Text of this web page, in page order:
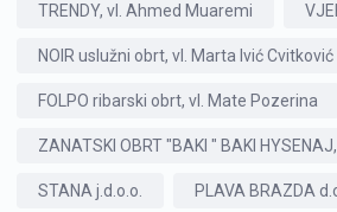
TRENDY, vl. Ahmed Muaremi
NOIR uslužni obrt, vl. Marta Ivić Cvitković
FOLPO ribarski obrt, vl. Mate Pozerina
ZANATSKI OBRT "BAKI " BAKI
STANA j.d.o.o. PLAVA BRAZDA